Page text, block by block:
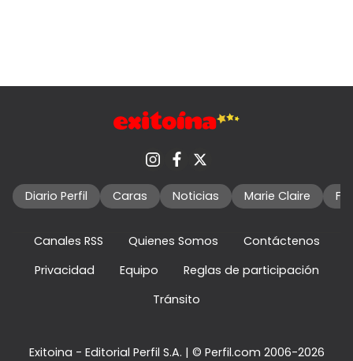
Diario Perfil Caras Noticias Marie Claire
Canales RSS Quienes Somos
Contáctenos
Privacidad
Equipo
Reglas de participación
Tránsito
Exitoina - Editorial Perfil S.A. | © Perfil.com 2006-2026